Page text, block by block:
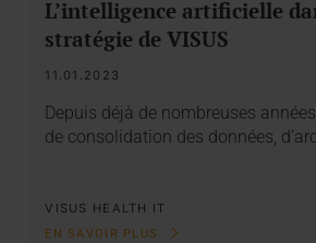
L’intelligence artificielle
stratégie de VISUS
11.01.2023
Depuis déjà de nombreuses
de consolidation des données,
VISUS HEALTH IT
EN SAVOIR PLUS